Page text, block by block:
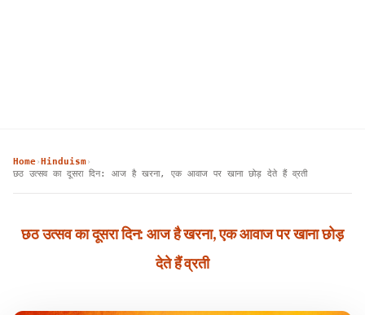
Home› Hinduism›
छठ उत्सव का दूसरा दिन: आज है खरना, एक आवाज पर खाना छोड़ देते हैं व्रती
छठ उत्सव का दूसरा दिन: आज है खरना, एक आवाज पर खाना छोड़
देते हैं व्रती